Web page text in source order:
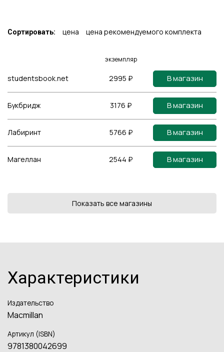
Сортировать: цена цена рекомендуемого комплекта
экземпляр
studentsbook.net 2995 ₽ В магазин
Букбридж 3176 ₽ В магазин
Лабиринт 5766 ₽ В магазин
Магеллан 2544 ₽ В магазин
Показать все магазины
Характеристики
Издательство
Macmillan
Артикул (ISBN)
9781380042699